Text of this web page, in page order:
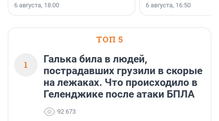
6 августа, 18:00
номинации «Самый
застройщик
области».
6 августа, 16:50
ТОП 5
1
Галька била в людей,
пострадавших грузили в скорые
на лежаках. Что происходило в
Геленджике после атаки БПЛА
92 673